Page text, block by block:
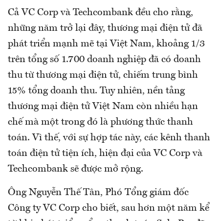
Cả VC Corp và Techcombank đều cho rằng,
những năm trở lại đây, thương mại điện tử đã
phát triển mạnh mẽ tại Việt Nam, khoảng 1/3
trên tổng số 1.700 doanh nghiệp đã có doanh
thu từ thương mại điện tử, chiếm trung bình
15% tổng doanh thu. Tuy nhiên, nền tảng
thương mại điện tử Việt Nam còn nhiều hạn
chế mà một trong đó là phương thức thanh
toán. Vì thế, với sự hợp tác này, các kênh thanh
toán điện tử tiện ích, hiện đại của VC Corp và
Techcombank sẽ được mở rộng.
Ông Nguyễn Thế Tân, Phó Tổng giám đốc
Công ty VC Corp cho biết, sau hơn một năm kể